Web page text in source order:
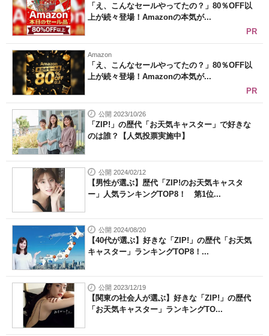
「え、こんなセールやってたの？」80％OFF以
上が続々登場！Amazonの本気が...
PR
Amazon
「え、こんなセールやってたの？」80％OFF以
上が続々登場！Amazonの本気が...
PR
公開 2023/10/26
「ZIP!」の歴代「お天気キャスター」で好きな
のは誰？【人気投票実施中】
公開 2024/02/12
【男性が選ぶ】歴代「ZIP!のお天気キャスタ
ー」人気ランキングTOP8！ 第1位...
公開 2024/08/20
【40代が選ぶ】好きな「ZIP!」の歴代「お天気
キャスター」ランキングTOP8！...
公開 2023/12/19
【関東の社会人が選ぶ】好きな「ZIP!」の歴代
「お天気キャスター」ランキングTO...